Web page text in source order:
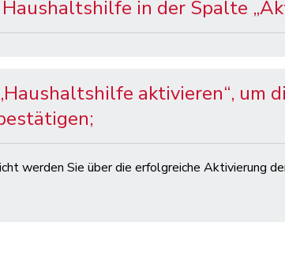
in der Spalte
aktivieren“, um
werden Sie über die erfolgreiche Aktivierung